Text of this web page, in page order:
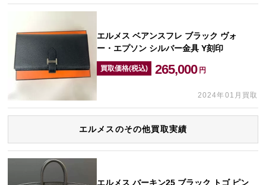
エルメス ベアンスフレ ブラック ヴォ
ー・エプソン シルバー金具 Y刻印
買取価格(税込) 265,000 円
2024年01月買取
エルメスのその他買取実績
エルメス バーキン25 ブラック トゴ ピン